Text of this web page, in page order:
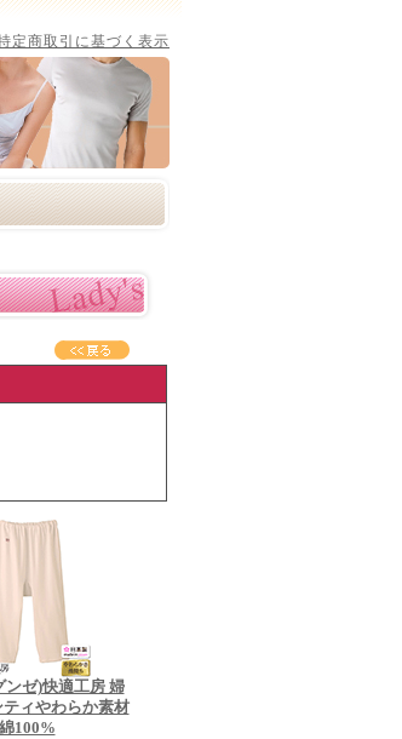
定商取引に基づく表示
ンゼ)快適工房 婦
ティやわらか素材
綿100%